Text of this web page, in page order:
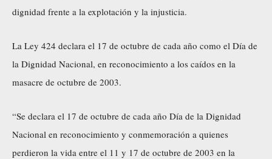
dignidad frente a la explotación y la injusticia.
La Ley 424 declara el 17 de octubre de cada año como el Día de
la Dignidad Nacional, en reconocimiento a los caídos en la
masacre de octubre de 2003.
“Se declara el 17 de octubre de cada año Día de la Dignidad
Nacional en reconocimiento y conmemoración a quienes
perdieron la vida entre el 11 y 17 de octubre de 2003 en la